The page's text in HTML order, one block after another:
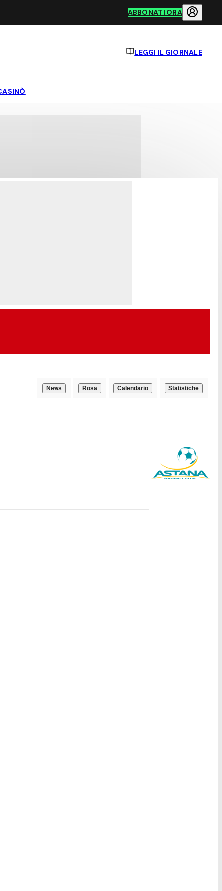
ABBONATI ORA
LEGGI IL GIORNALE
News Rosa Calendario Statistiche